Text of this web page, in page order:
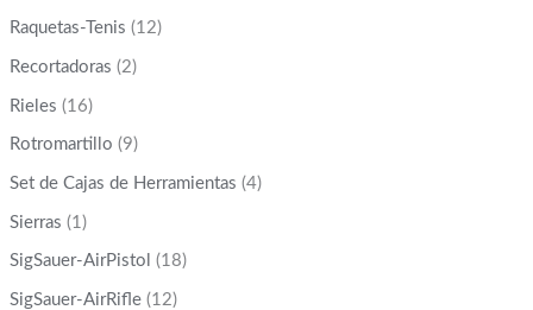
Raquetas-Tenis (12)
Recortadoras (2)
Rieles (16)
Rotromartillo (9)
Set de Cajas de Herramientas (4)
Sierras (1)
SigSauer-AirPistol (18)
SigSauer-AirRifle (12)